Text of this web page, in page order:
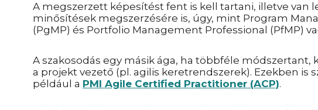
A megszerzett képesítést fent is kell tartani, illetve van
minősítések megszerzésére is, úgy, mint Program
(PgMP) és Portfolio Management Professional (PfMP)
A szakosodás egy másik ága, ha többféle módszertant,
a projekt vezető (pl. agilis keretrendszerek). Ezekben
például a PMI Agile Certified Practitioner (ACP).